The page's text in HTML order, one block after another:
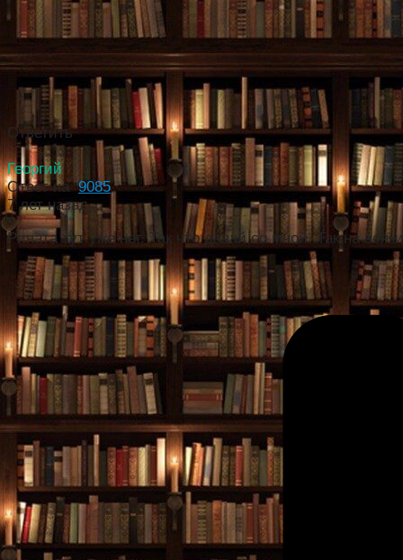
Ответить
Георгий
Ответ на9085
7 лет назад
Рината тут уже нет. Так что давай со мной. Так на